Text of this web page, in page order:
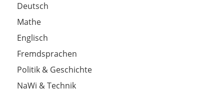
Deutsch
Mathe
Englisch
Fremdsprachen
Politik & Geschichte
NaWi & Technik